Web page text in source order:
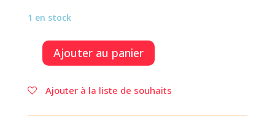
1 en stock
quantité
LOUP
GRIS
Ajouter au panier
Ajouter à la liste de souhaits